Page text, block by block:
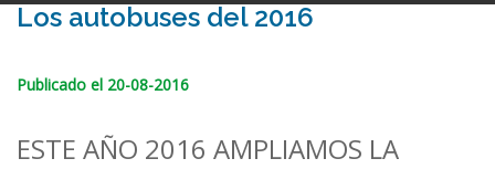
Los autobuses del 2016
Publicado el 20-08-2016
ESTE AÑO 2016 AMPLIAMOS LA